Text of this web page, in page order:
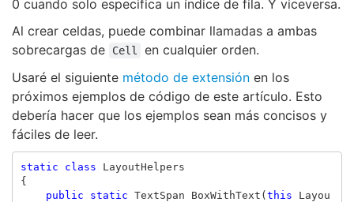
0 cuando solo especifica un índice de fila. Y viceversa.
Al crear celdas, puede combinar llamadas a ambas
sobrecargas de
Cell
en cualquier orden.
Usaré el siguiente método de extensión en los
próximos ejemplos de código de este artículo. Esto
debería hacer que los ejemplos sean más concisos y
fáciles de leer.
static class
LayoutHelpers
{
public
static TextSpan BoxWithText ( this
Layou